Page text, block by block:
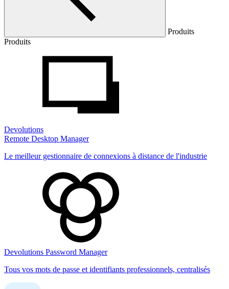
Produits
Produits
Devolutions
Remote Desktop Manager
Le meilleur gestionnaire de connexions à distance de l'industrie
Devolutions Password Manager
Tous vos mots de passe et identifiants professionnels, centralisés